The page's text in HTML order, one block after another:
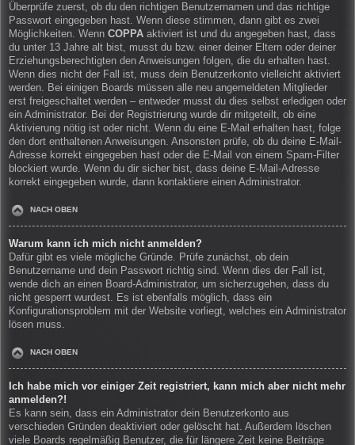
Überprüfe zuerst, ob du den richtigen Benutzernamen und das richtige
Passwort eingegeben hast. Wenn diese stimmen, dann gibt es zwei
Möglichkeiten. Wenn COPPA aktiviert ist und du angegeben hast, dass
du unter 13 Jahre alt bist, musst du bzw. einer deiner Eltern oder deiner
Erziehungsberechtigten den Anweisungen folgen, die du erhalten hast.
Wenn dies nicht der Fall ist, muss dein Benutzerkonto vielleicht aktiviert
werden. Bei einigen Boards müssen alle neu angemeldeten Mitglieder
erst freigeschaltet werden – entweder musst du dies selbst erledigen oder
ein Administrator. Bei der Registrierung wurde dir mitgeteilt, ob eine
Aktivierung nötig ist oder nicht. Wenn du eine E-Mail erhalten hast, folge
den dort enthaltenen Anweisungen. Ansonsten prüfe, ob du deine E-Mail-
Adresse korrekt eingegeben hast oder die E-Mail von einem Spam-Filter
blockiert wurde. Wenn du dir sicher bist, dass deine E-Mail-Adresse
korrekt eingegeben wurde, dann kontaktiere einen Administrator.
NACH OBEN
Warum kann ich mich nicht anmelden?
Dafür gibt es viele mögliche Gründe. Prüfe zunächst, ob dein
Benutzername und dein Passwort richtig sind. Wenn dies der Fall ist,
wende dich an einen Board-Administrator, um sicherzugehen, dass du
nicht gesperrt wurdest. Es ist ebenfalls möglich, dass ein
Konfigurationsproblem mit der Website vorliegt, welches ein Administrator
lösen muss.
NACH OBEN
Ich habe mich vor einiger Zeit registriert, kann mich aber nicht mehr
anmelden?!
Es kann sein, dass ein Administrator dein Benutzerkonto aus
verschieden Gründen deaktiviert oder gelöscht hat. Außerdem löschen
viele Boards regelmäßig Benutzer, die für längere Zeit keine Beiträge